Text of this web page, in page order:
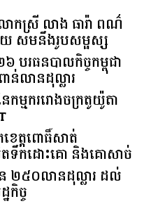
ស្រី លាង ធារ៉ា ពណ៌
សមនឹងរូបសម្ផស្ស
បរធន​បាលកិច្ច​កម្ពុជា​
លាន​ដុល្លារ​
ម្មករ​រោងចក្រ​តូយ៉ូតា
ត្ដពោធិ៍សាត់
ទឹកដោះគោ និងគោសាច់
២៥០លានដុល្លារ ដល់
កិច្ច